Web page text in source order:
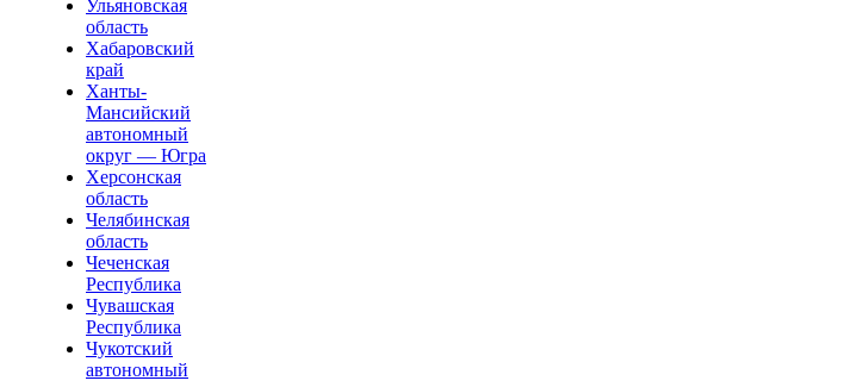
Ульяновская
область
Хабаровский
край
Ханты-
Мансийский
автономный
округ — Югра
Херсонская
область
Челябинская
область
Чеченская
Республика
Чувашская
Рeспублика
Чукотский
автономный